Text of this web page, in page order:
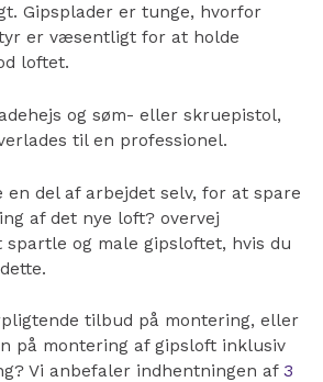
Gipsplader er tunge, hvorfor
er væsentligt for at holde
loftet.
og søm- eller skruepistol,
til en professionel.
del af arbejdet selv, for at spare
af det nye loft? overvej
spartle og male gipsloftet, hvis du
tilbud på montering, eller
på montering af gipsloft inklusiv
Vi anbefaler indhentningen af 3